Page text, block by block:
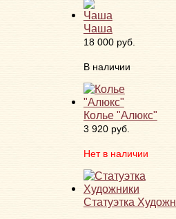
Чаша
18 000 руб.
В наличии
Колье "Алюкс"
3 920 руб.
Нет в наличии
Статуэтка